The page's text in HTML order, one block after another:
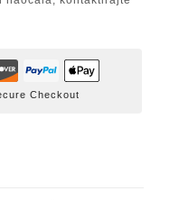
Checkout